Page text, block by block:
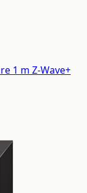
1 m Z-Wave+